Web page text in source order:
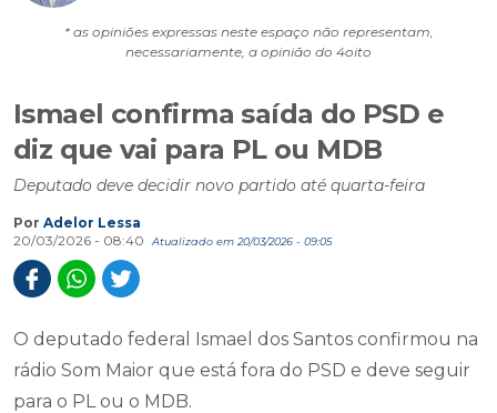
* as opiniões expressas neste espaço não representam,
necessariamente, a opinião do 4oito
Ismael confirma saída do PSD e
diz que vai para PL ou MDB
Deputado deve decidir novo partido até quarta-feira
Por Adelor Lessa
20/03/2026 - 08:40
Atualizado em 20/03/2026 - 09:05
O deputado federal Ismael dos Santos confirmou na
rádio Som Maior que está fora do PSD e deve seguir
para o PL ou o MDB.